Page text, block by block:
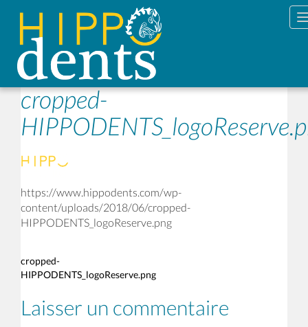
cropped-
https://www.hippodents.com/wp-
content/uploads/2018/06/cropped-
HIPPODENTS_logoReserve.png
cropped-
HIPPODENTS_logoReserve.png
Laisser un commentaire